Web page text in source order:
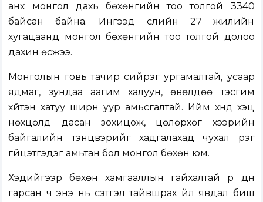
анх монгол дахь бөхөнгийн тоо толгой 3340
байсан байна. Ингээд сүүлийн 27 жилийн
хугацаанд монгол бөхөнгийн тоо толгой долоо
дахин өсжээ.
Монголын говь тачир сийрэг ургамалтай, усаар
ядмаг, зундаа аагим халуун, өвөлдөө тэсгим
хүйтэн хатуу ширүүн уур амьсгалтай. Ийм хүнд хэцүү
нөхцөлд дасан зохицож, цөлөрхөг хээрийн
байгалийн тэнцвэрийг хадгалахад чухал үүрэг
гүйцэтгэдэг амьтан бол монгол бөхөн юм.
Хэдийгээр бөхөн хамгааллын гайхалтай үр дүн
гарсан ч энэ нь сэтгэл тайвшрах үйл явдал биш